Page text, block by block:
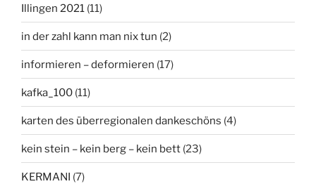
Illingen 2021 (11)
in der zahl kann man nix tun (2)
informieren – deformieren (17)
kafka_100 (11)
karten des überregionalen dankeschöns (4)
kein stein – kein berg – kein bett (23)
KERMANI (7)